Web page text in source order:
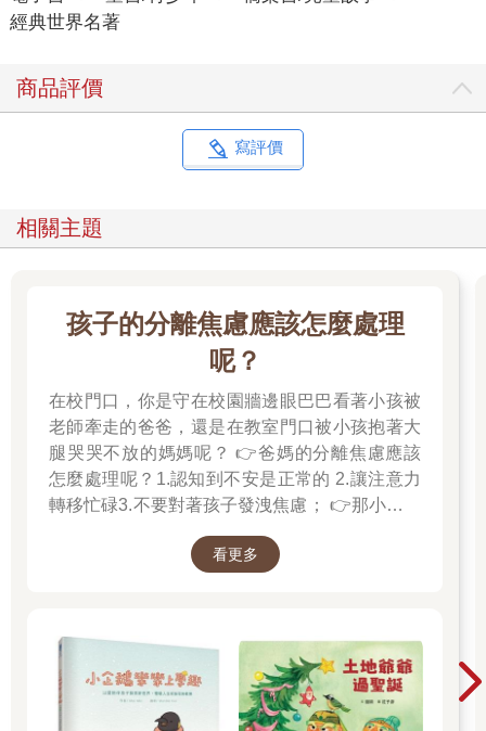
經典世界名著
商品評價
寫評價
相關主題
孩子的分離焦慮應該怎麼處理
呢？
在校門口，你是守在校園牆邊眼巴巴看著小孩被
老師牽走的爸爸，還是在教室門口被小孩抱著大
腿哭哭不放的媽媽呢？ 👉爸媽的分離焦慮應該
怎麼處理呢？1.認知到不安是正常的 2.讓注意力
轉移忙碌3.不要對著孩子發洩焦慮； 👉那小朋友
也許是熟悉的玩偶增加安全感 2.與孩子分開時請
孩子一起迎接成長的過程！真是太好了！ 🎉金石
堂開學季！爸媽好輕鬆教你一站購足！文具、書
包、書套參展品全面5折起！👉文具滿777送80
元電子禮券 👉全站商品滿1200回饋4%金幣
看更多